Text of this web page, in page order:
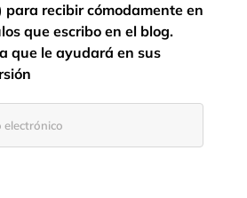
recibir cómodamente en
que escribo en el blog.
que le ayudará en sus